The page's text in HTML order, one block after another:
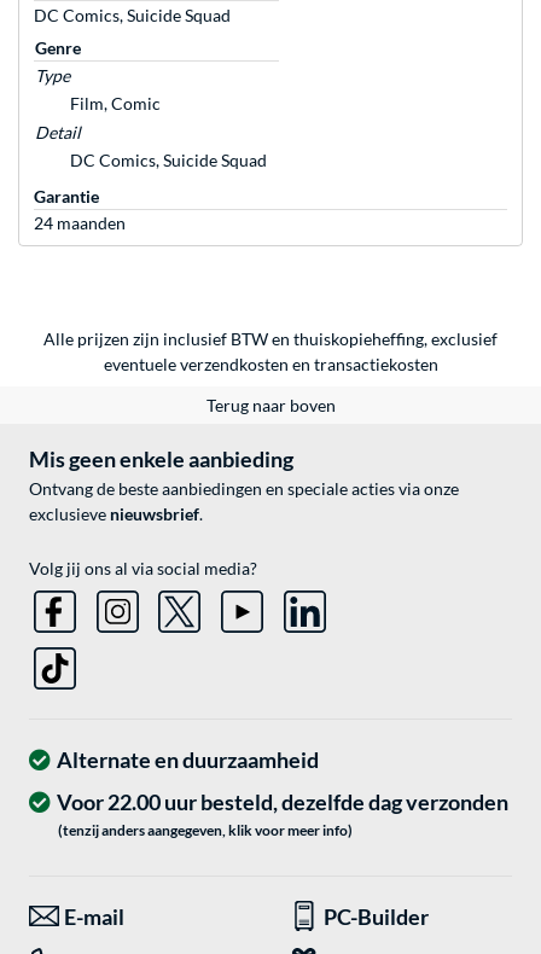
DC Comics, Suicide Squad
Genre
Type
Film, Comic
Detail
DC Comics, Suicide Squad
Garantie
24 maanden
Alle prijzen zijn inclusief BTW en thuiskopieheffing, exclusief
eventueleverzendkosten en transactiekosten
Terug naar boven
Mis geen enkele aanbieding
Ontvang de beste aanbiedingen en speciale acties via onze
exclusieve nieuwsbrief.
Volg jij ons al via social media?
Alternate en duurzaamheid
Voor 22.00 uur besteld, dezelfde dag verzonden
(tenzij anders aangegeven, klik voor meer info)
E-mail
PC-Builder